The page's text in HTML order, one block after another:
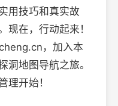
用技巧和真实故
现在，行动起来！
，加入本
洞地图导航之旅。
理开始！